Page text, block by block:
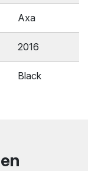
Axa
2016
Black